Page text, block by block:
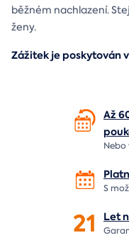
běžném nachlazení.
ženy.
Zážitek je poskytován
Až
Nebo
S
21 Let